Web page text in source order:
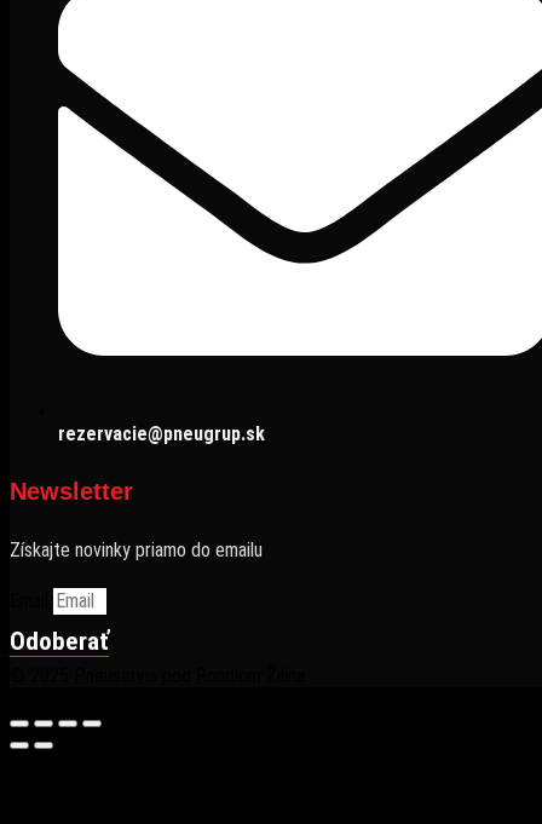
rezervacie@pneugrup.sk
Newsletter
Získajte novinky priamo do emailu
Odoberať